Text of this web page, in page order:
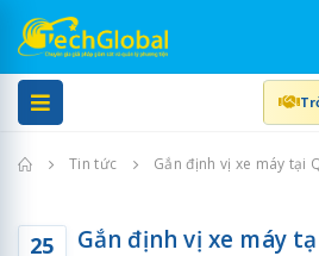
Trang chủ
Tin tức Gắn định vị xe máy tại
25
Gắn định vị xe máy